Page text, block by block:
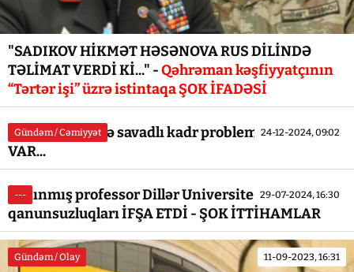
"SADIKOV HİKMƏT HƏSƏNOVA RUS DİLİNDƏ
TƏLİMAT VERDİ Kİ..." -Qəhrəman kəşfiyyatçının
“Tərtər işi” üzrə istintaqa ŞOK İFADƏSİ
Gündəm / Cəmiyyət 24-12-2024, 09:02
Lerik təhsilində savadlı kadr problemi - İTTİHAM
VAR...
--- 29-07-2024, 16:30
Tanınmış professor Dillər Universitetindəki
qanunsuzluqları İFŞA ETDİ - ŞOK İTTİHAMLAR
Gündəm / Olay 11-09-2023, 16:31